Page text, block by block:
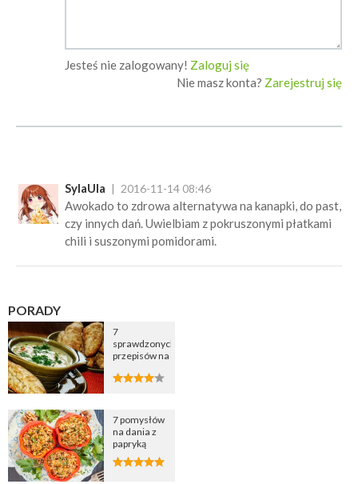
Jesteś nie zalogowany! Zaloguj się
Nie masz konta? Zarejestruj się
SylaUla 2016-11-14 08:46
Awokado to zdrowa alternatywa na kanapki, do past,
czy innych dań. Uwielbiam z pokruszonymi płatkami
chili i suszonymi pomidorami.
PORADY
7
sprawdzonych
przepisów na
cebulową
7 pomysłów
na dania z
papryką